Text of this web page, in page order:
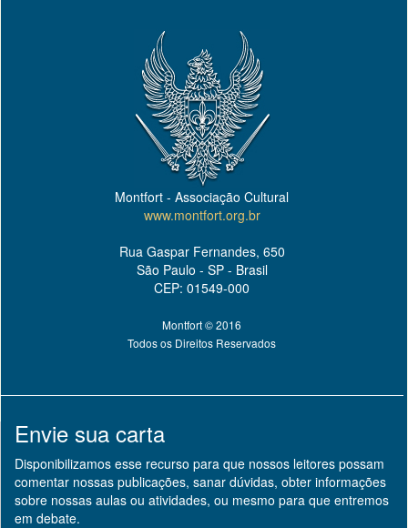
Montfort - Associação Cultural
www.montfort.org.br
Rua Gaspar Fernandes, 650
São Paulo - SP - Brasil
CEP: 01549-000
Montfort © 2016
Todos os Direitos Reservados
Envie sua carta
Disponibilizamos esse recurso para que nossos leitores possam
comentar nossas publicações, sanar dúvidas, obter informações
sobre nossas aulas ou atividades, ou mesmo para que entremos
em debate.